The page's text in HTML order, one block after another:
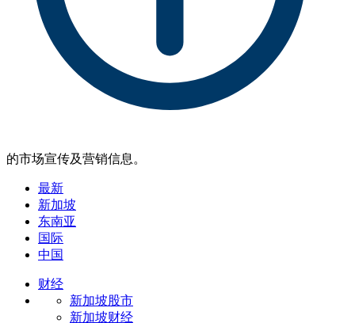
的市场宣传及营销信息。
最新
新加坡
东南亚
国际
中国
财经
新加坡股市
新加坡财经